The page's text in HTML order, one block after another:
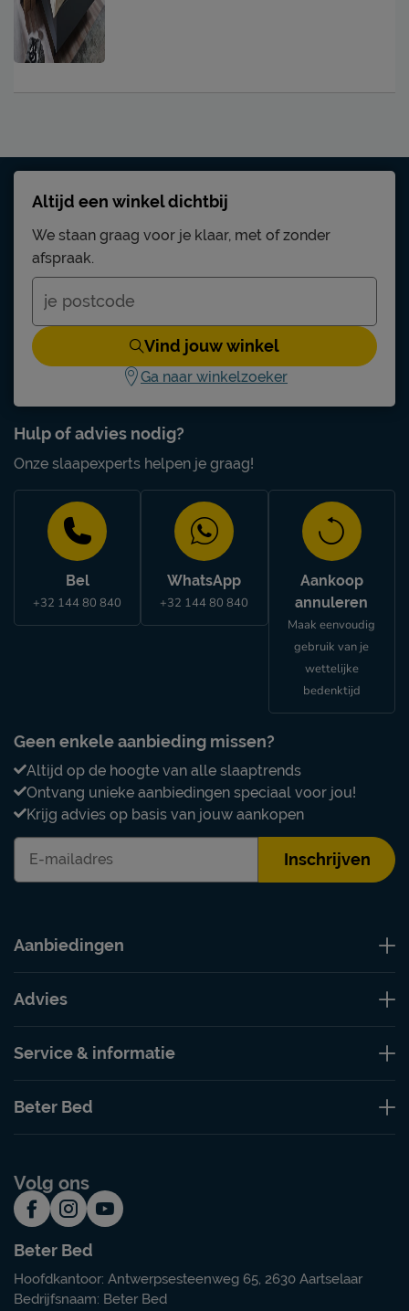
Hulp of advies nodig?
Onze slaapexperts helpen je graag!
Bel
+32 144 80 840
WhatsApp
+32 144 80 840
Aankoop
annuleren
Maak eenvoudig
gebruik van je
wettelijke
bedenktijd
Geen enkele aanbieding missen?
Altijd op de hoogte van alle slaaptrends
Ontvang unieke aanbiedingen speciaal voor jou!
Krijg advies op basis van jouw aankopen
Inschrijven
Altijd een winkel dichtbij
We staan graag voor je klaar, met of zonder
afspraak.
Vind jouw winkel
Ga naar winkelzoeker
Aanbiedingen
Advies
Service & informatie
Beter Bed
Volg ons
Beter Bed
Hoofdkantoor: Antwerpsesteenweg 65, 2630 Aartselaar
Bedrijfsnaam: Beter Bed